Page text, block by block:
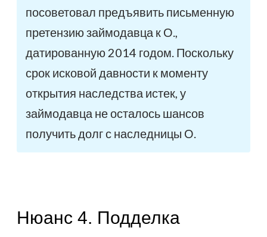
посоветовал предъявить письменную
претензию займодавца к О.,
датированную 2014 годом. Поскольку
срок исковой давности к моменту
открытия наследства истек, у
займодавца не осталось шансов
получить долг с наследницы О.
Нюанс 4. Подделка